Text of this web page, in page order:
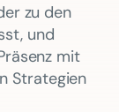
zu den
und
mit
Strategien